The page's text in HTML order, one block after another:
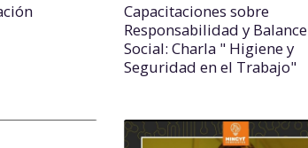
Capacitaciones sobre
Responsabilidad y Balance
Social: Charla " Higiene y
Seguridad en el Trabajo"